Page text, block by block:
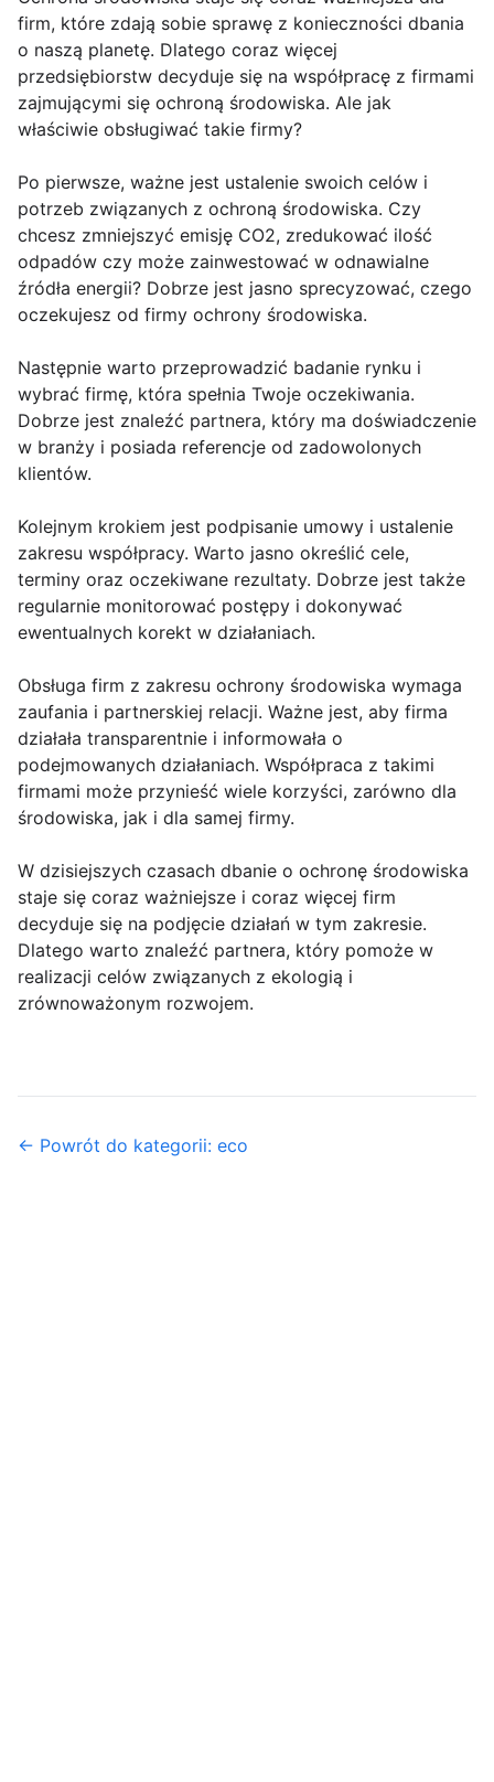
firm, które zdają sobie sprawę z konieczności dbania
o naszą planetę. Dlatego coraz więcej
przedsiębiorstw decyduje się na współpracę z firmami
zajmującymi się ochroną środowiska. Ale jak
właściwie obsługiwać takie firmy?
Po pierwsze, ważne jest ustalenie swoich celów i
potrzeb związanych z ochroną środowiska. Czy
chcesz zmniejszyć emisję CO2, zredukować ilość
odpadów czy może zainwestować w odnawialne
źródła energii? Dobrze jest jasno sprecyzować, czego
oczekujesz od firmy ochrony środowiska.
Następnie warto przeprowadzić badanie rynku i
wybrać firmę, która spełnia Twoje oczekiwania.
Dobrze jest znaleźć partnera, który ma doświadczenie
w branży i posiada referencje od zadowolonych
klientów.
Kolejnym krokiem jest podpisanie umowy i ustalenie
zakresu współpracy. Warto jasno określić cele,
terminy oraz oczekiwane rezultaty. Dobrze jest także
regularnie monitorować postępy i dokonywać
ewentualnych korekt w działaniach.
Obsługa firm z zakresu ochrony środowiska wymaga
zaufania i partnerskiej relacji. Ważne jest, aby firma
działała transparentnie i informowała o
podejmowanych działaniach. Współpraca z takimi
firmami może przynieść wiele korzyści, zarówno dla
środowiska, jak i dla samej firmy.
W dzisiejszych czasach dbanie o ochronę środowiska
staje się coraz ważniejsze i coraz więcej firm
decyduje się na podjęcie działań w tym zakresie.
Dlatego warto znaleźć partnera, który pomoże w
realizacji celów związanych z ekologią i
zrównoważonym rozwojem.
← Powrót do kategorii: eco